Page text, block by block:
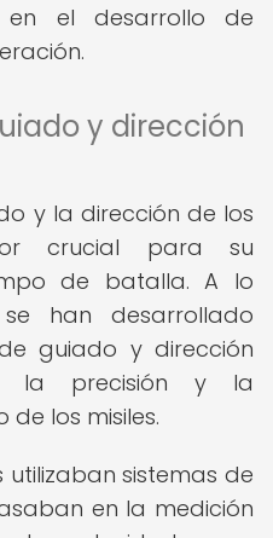
en el desarrollo de
y dirección
y la dirección de los
crucial para su
de batalla. A lo
han desarrollado
guiado y dirección
la precisión y la
los misiles.
utilizaban sistemas de
en la medición